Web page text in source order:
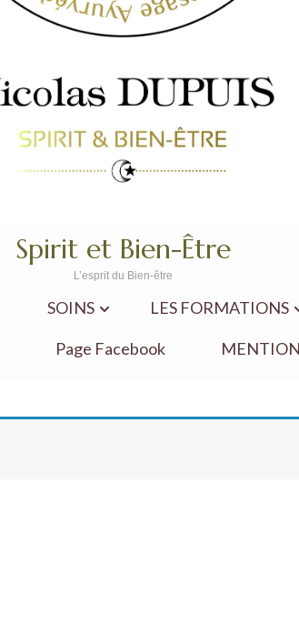
Spirit et Bien-Être
L’esprit du Bien-être
SOINS LES FORMATIONS
Page Facebook